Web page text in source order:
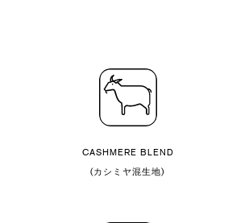
CASHMERE BLEND
(カシミヤ混生地)